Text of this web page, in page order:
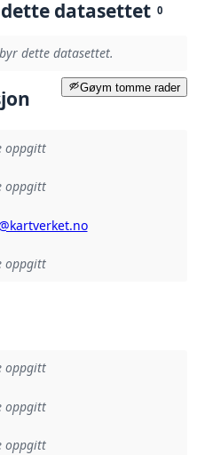
datasettet 0
dette datasettet.
Gøym tomme rader
oppgitt
oppgitt
oppgitt
oppgitt
oppgitt
oppgitt